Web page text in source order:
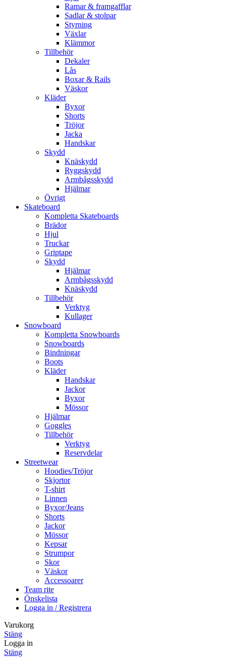
Ramar & framgafflar
Sadlar & stolpar
Styrning
Växlar
Klämmor
Tillbehör
Dekaler
Lås
Boxar & Rails
Väskor
Kläder
Byxor
Shorts
Tröjor
Jacka
Handskar
Skydd
Knäskydd
Ryggskydd
Armbågsskydd
Hjälmar
Övrigt
Skateboard
Kompletta Skateboards
Brädor
Hjul
Truckar
Griptape
Skydd
Hjälmar
Armbågsskydd
Knäskydd
Tillbehör
Verktyg
Kullager
Snowboard
Kompletta Snowboards
Snowboards
Bindningar
Boots
Kläder
Handskar
Jackor
Byxor
Mössor
Hjälmar
Goggles
Tillbehör
Verktyg
Reservdelar
Streetwear
Hoodies/Tröjor
Skjortor
T-shirt
Linnen
Byxor/Jeans
Shorts
Jackor
Mössor
Kepsar
Strumpor
Skor
Väskor
Accessoarer
Team rite
Önskelista
Logga in / Registrera
Varukorg
Stäng
Logga in
Stäng